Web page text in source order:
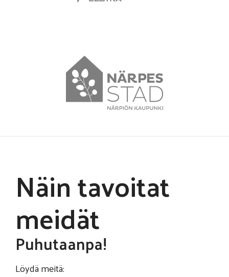
Närpes Stad
Näin tavoitat
meidät
Puhutaanpa!
Löydä meitä: